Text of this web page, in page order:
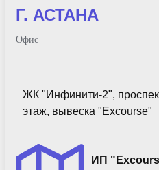
Г. АСТАНА
Офис
ЖК "Инфинити-2",
этаж, вывеска "Excourse"
ИП